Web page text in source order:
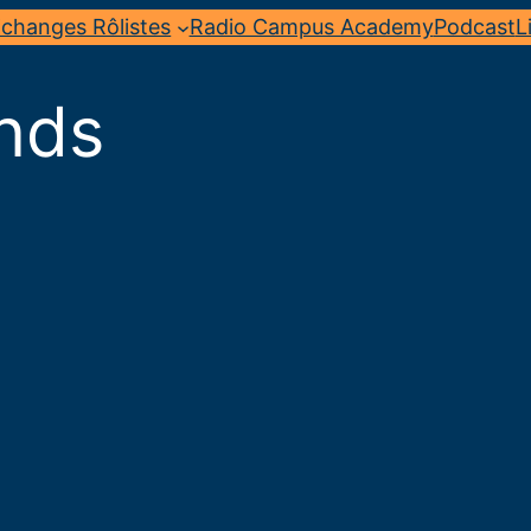
Rôlistes Radio Campus AcademyPodcast